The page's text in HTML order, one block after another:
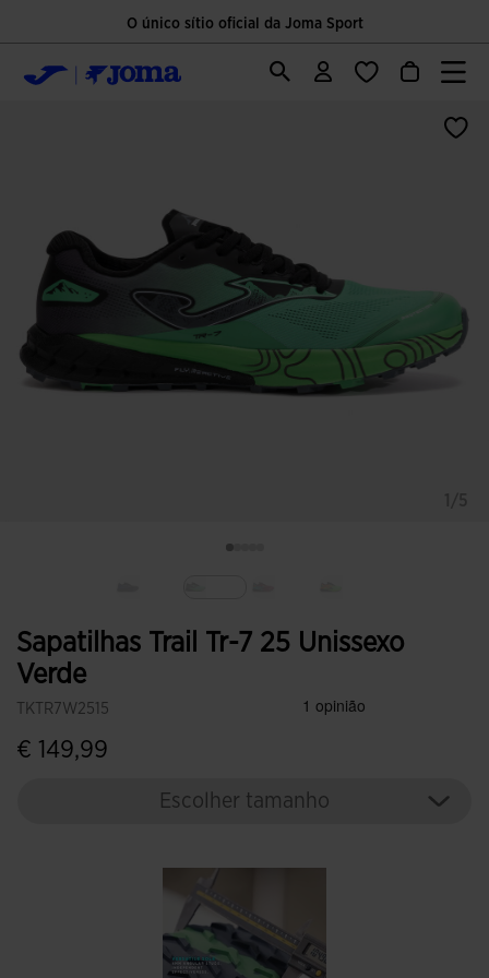
O único sítio oficial da Joma Sport
Sapatilhas Trail Tr-7 25 Unissexo
Verde
TKTR7W2515
€ 149,99
Escolher tamanho